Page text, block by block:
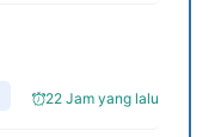
22 Jam yang lalu